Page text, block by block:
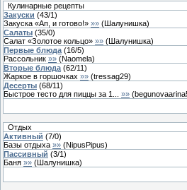
Кулинарные рецепты
Закуски (43/1)
Закуска «Ап, и готово!» »» (Шалунишка)
Салаты (35/0)
Салат «Золотое кольцо» »» (Шалунишка)
Первые блюда (16/5)
Рассольник »» (Naomela)
Вторые блюда (62/11)
Жаркое в горшочках »» (tressag29)
Десерты (68/11)
Быстрое тесто для пиццы за 1...
»» (
Отдых
Активный (7/0)
Базы отдыха »» (NipusPipus)
Пассивный (3/1)
Баня »» (Шалунишка)